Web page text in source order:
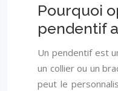
Pourquoi
pendentif
Un pendentif est
un collier ou un
peut le